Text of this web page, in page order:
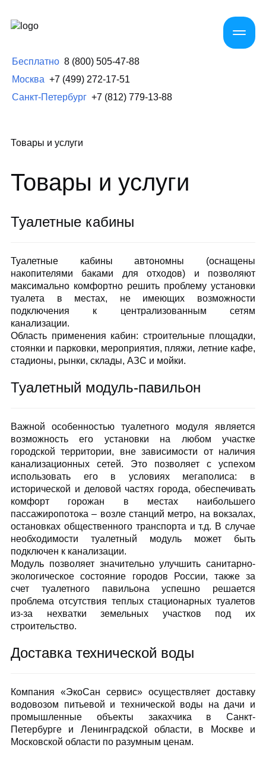
Бесплатно 8 (800) 505-47-88
Москва +7 (499) 272-17-51
Санкт-Петербург +7 (812) 779-13-88
Товары и услуги
Товары и услуги
Туалетные кабины
Туалетные кабины автономны (оснащены
накопителями баками для отходов) и позволяют
максимально комфортно решить проблему установки
туалета в местах, не имеющих возможности
подключения к централизованным сетям
канализации.
Область применения кабин: строительные площадки,
стоянки и парковки, мероприятия, пляжи, летние кафе,
стадионы, рынки, склады, АЗС и мойки.
Туалетный модуль-павильон
Важной особенностью туалетного модуля является
возможность его установки на любом участке
городской территории, вне зависимости от наличия
канализационных сетей. Это позволяет с успехом
использовать его в условиях мегаполиса: в
исторической и деловой частях города, обеспечивать
комфорт горожан в местах наибольшего
пассажиропотока – возле станций метро, на вокзалах,
остановках общественного транспорта и т.д. В случае
необходимости туалетный модуль может быть
подключен к канализации.
Модуль позволяет значительно улучшить санитарно-
экологическое состояние городов России, также за
счет туалетного павильона успешно решается
проблема отсутствия теплых стационарных туалетов
из-за нехватки земельных участков под их
строительство.
Доставка технической воды
Компания «ЭкоСан сервис» осуществляет доставку
водовозом питьевой и технической воды на дачи и
промышленные объекты закахчика в Санкт-
Петербурге и Ленинградской области, в Москве и
Московской области по разумным ценам.